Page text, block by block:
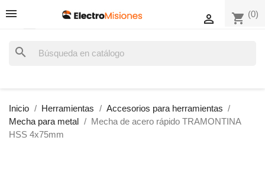
shopping_cart (0)

search
Inicio Herramientas
Accesorios para herramientas
Mecha para metal
Mecha de acero rápido TRAMONTINA
HSS 4x75mm